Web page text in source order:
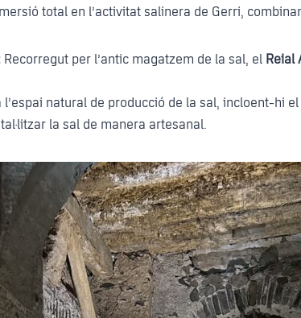
total en l’activitat salinera de Gerri,
Recorregut per l’antic magatzem de la sal, el Reial
l’espai natural de producció de la sal, incloent-hi el
la sal de manera artesanal.